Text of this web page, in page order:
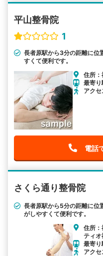
平山整骨院
1
長者原駅から3分の距離に位
すくて便利です。
住所
最寄
アク
電話
さくら通り整骨院
長者原駅から5分の距離に位
がしやすくて便利です。
住所
ティオ
最寄
アク